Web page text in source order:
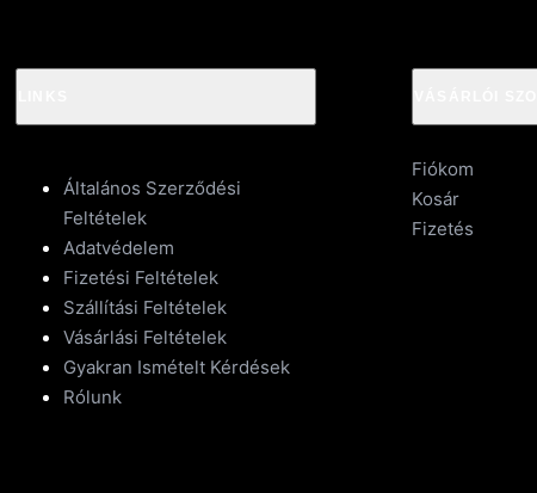
Általános Szerződési
Feltételek
Adatvédelem
Fizetési Feltételek
Szállítási Feltételek
Vásárlási Feltételek
Gyakran Ismételt Kérdések
Rólunk
Fiókom
Kosár
Fizetés